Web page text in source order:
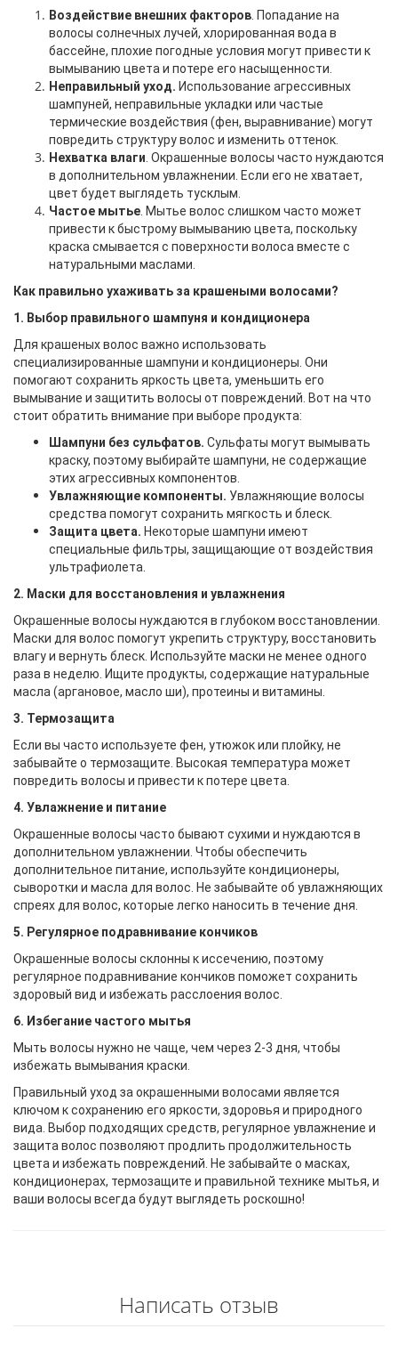
Воздействие внешних факторов . Попадание на
волосы солнечных лучей, хлорированная вода в
бассейне, плохие погодные условия могут привести к
вымыванию цвета и потере его насыщенности.
Неправильный уход. Использование агрессивных
шампуней, неправильные укладки или частые
термические воздействия (фен, выравнивание) могут
повредить структуру волос и изменить оттенок.
Нехватка влаги . Окрашенные волосы часто нуждаются
в дополнительном увлажнении. Если его не хватает,
цвет будет выглядеть тусклым.
Частое мытье . Мытье волос слишком часто может
привести к быстрому вымыванию цвета, поскольку
краска смывается с поверхности волоса вместе с
натуральными маслами.
Как правильно ухаживать за крашеными волосами?
1. Выбор правильного шампуня и кондиционера
Для крашеных волос важно использовать
специализированные шампуни и кондиционеры. Они
помогают сохранить яркость цвета, уменьшить его
вымывание и защитить волосы от повреждений. Вот на что
стоит обратить внимание при выборе продукта:
Шампуни без сульфатов. Сульфаты могут вымывать
краску, поэтому выбирайте шампуни, не содержащие
этих агрессивных компонентов.
Увлажняющие компоненты. Увлажняющие волосы
средства помогут сохранить мягкость и блеск.
Защита цвета. Некоторые шампуни имеют
специальные фильтры, защищающие от воздействия
ультрафиолета.
2. Маски для восстановления и увлажнения
Окрашенные волосы нуждаются в глубоком восстановлении.
Маски для волос помогут укрепить структуру, восстановить
влагу и вернуть блеск. Используйте маски не менее одного
раза в неделю. Ищите продукты, содержащие натуральные
масла (аргановое, масло ши), протеины и витамины.
3. Термозащита
Если вы часто используете фен, утюжок или плойку, не
забывайте о термозащите. Высокая температура может
повредить волосы и привести к потере цвета.
4. Увлажнение и питание
Окрашенные волосы часто бывают сухими и нуждаются в
дополнительном увлажнении. Чтобы обеспечить
дополнительное питание, используйте кондиционеры,
сыворотки и масла для волос. Не забывайте об увлажняющих
спреях для волос, которые легко наносить в течение дня.
5. Регулярное подравнивание кончиков
Окрашенные волосы склонны к иссечению, поэтому
регулярное подравнивание кончиков поможет сохранить
здоровый вид и избежать расслоения волос.
6. Избегание частого мытья
Мыть волосы нужно не чаще, чем через 2-3 дня, чтобы
избежать вымывания краски.
Правильный уход за окрашенными волосами является
ключом к сохранению его яркости, здоровья и природного
вида. Выбор подходящих средств, регулярное увлажнение и
защита волос позволяют продлить продолжительность
цвета и избежать повреждений. Не забывайте о масках,
кондиционерах, термозащите и правильной технике мытья, и
ваши волосы всегда будут выглядеть роскошно!
Написать отзыв